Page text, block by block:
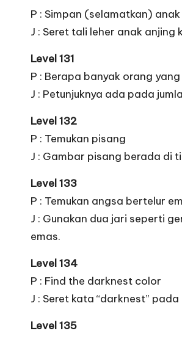
P : Simpan (selamatkan)
J : Seret tali leher anak anjing
Level 131
P : Berapa banyak orang
J : Petunjuknya ada pada
Level 132
P : Temukan pisang
J : Gambar pisang berada di
Level 133
P : Temukan angsa bertelur
J : Gunakan dua jari seperti
emas.
Level 134
P : Find the darknest color
J : Seret kata “darknest”
Level 135